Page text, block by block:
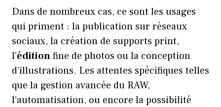
Dans de nombreux cas, ce sont les usages
qui priment : la publication sur réseaux
sociaux, la création de supports print,
l’éditionfine de photos ou la conception
d’illustrations. Les attentes spécifiques telles
que la gestion avancée du RAW,
l’automatisation, ou encore la possibilité